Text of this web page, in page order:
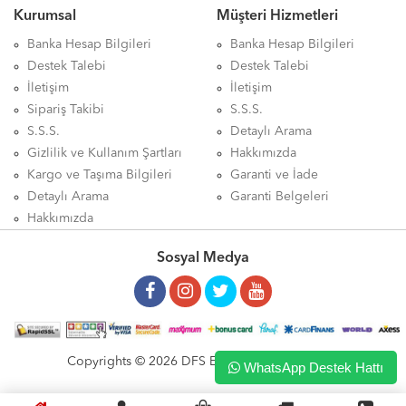
Kurumsal
Banka Hesap Bilgileri
Destek Talebi
İletişim
Sipariş Takibi
S.S.S.
Gizlilik ve Kullanım Şartları
Kargo ve Taşıma Bilgileri
Detaylı Arama
Hakkımızda
Müşteri Hizmetleri
Banka Hesap Bilgileri
Destek Talebi
İletişim
S.S.S.
Detaylı Arama
Hakkımızda
Garanti ve İade
Garanti Belgeleri
Sosyal Medya
Copyrights © 2026 DFS ELEKTRONİK LTD. ŞTİ.
WhatsApp Destek Hattı